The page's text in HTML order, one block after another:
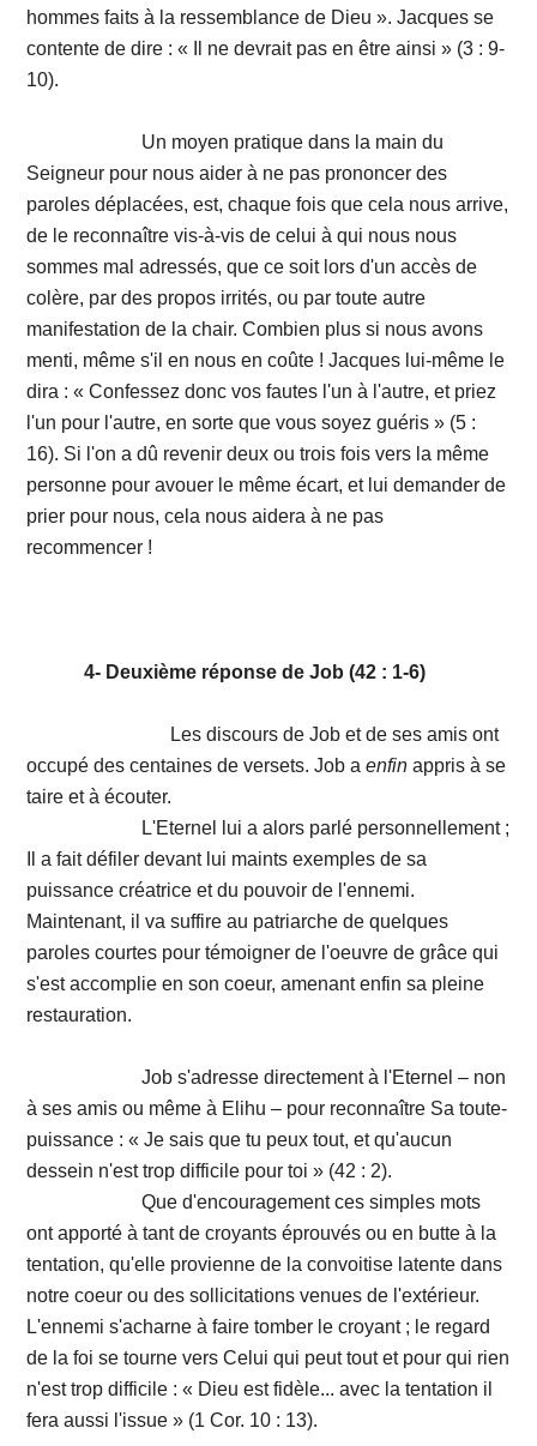
hommes faits à la ressemblance de Dieu ». Jacques se
contente de dire : « Il ne devrait pas en être ainsi » (3 : 9-
10).
Un moyen pratique dans la main du
Seigneur pour nous aider à ne pas prononcer des
paroles déplacées, est, chaque fois que cela nous arrive,
de le reconnaître vis-à-vis de celui à qui nous nous
sommes mal adressés, que ce soit lors d'un accès de
colère, par des propos irrités, ou par toute autre
manifestation de la chair. Combien plus si nous avons
menti, même s'il en nous en coûte ! Jacques lui-même le
dira : « Confessez donc vos fautes l'un à l'autre, et priez
l'un pour l'autre, en sorte que vous soyez guéris » (5 :
16). Si l'on a dû revenir deux ou trois fois vers la même
personne pour avouer le même écart, et lui demander de
prier pour nous, cela nous aidera à ne pas
recommencer !
4- Deuxième réponse de Job (42 : 1-6)
Les discours de Job et de ses amis ont
occupé des centaines de versets. Job aenfin appris à se
taire et à écouter.
L'Eternel lui a alors parlé personnellement ;
Il a fait défiler devant lui maints exemples de sa
puissance créatrice et du pouvoir de l'ennemi.
Maintenant, il va suffire au patriarche de quelques
paroles courtes pour témoigner de l'oeuvre de grâce qui
s'est accomplie en son coeur, amenant enfin sa pleine
restauration.
Job s'adresse directement à l'Eternel – non
à ses amis ou même à Elihu – pour reconnaître Sa toute-
puissance : « Je sais que tu peux tout, et qu'aucun
dessein n'est trop difficile pour toi » (42 : 2).
Que d'encouragement ces simples mots
ont apporté à tant de croyants éprouvés ou en butte à la
tentation, qu'elle provienne de la convoitise latente dans
notre coeur ou des sollicitations venues de l'extérieur.
L'ennemi s'acharne à faire tomber le croyant ; le regard
de la foi se tourne vers Celui qui peut tout et pour qui rien
n'est trop difficile : « Dieu est fidèle... avec la tentation il
fera aussi l'issue » (1 Cor. 10 : 13).